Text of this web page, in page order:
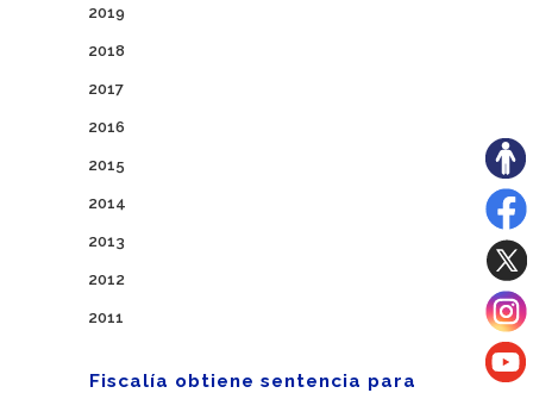
2019
2018
2017
2016
2015
2014
2013
2012
2011
Fiscalía obtiene sentencia para